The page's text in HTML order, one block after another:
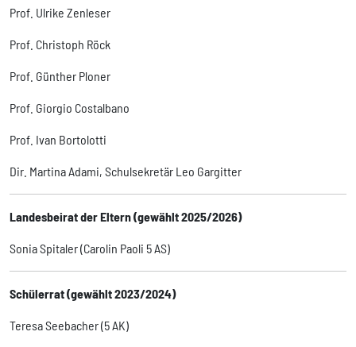
Prof. Ulrike Zenleser
Prof. Christoph Röck
Prof. Günther Ploner
Prof. Giorgio Costalbano
Prof. Ivan Bortolotti
Dir. Martina Adami, Schulsekretär Leo Gargitter
Landesbeirat der Eltern (gewählt 2025/2026)
Sonia Spitaler (Carolin Paoli 5 AS)
Schülerrat (gewählt 2023/2024)
Teresa Seebacher (5 AK)